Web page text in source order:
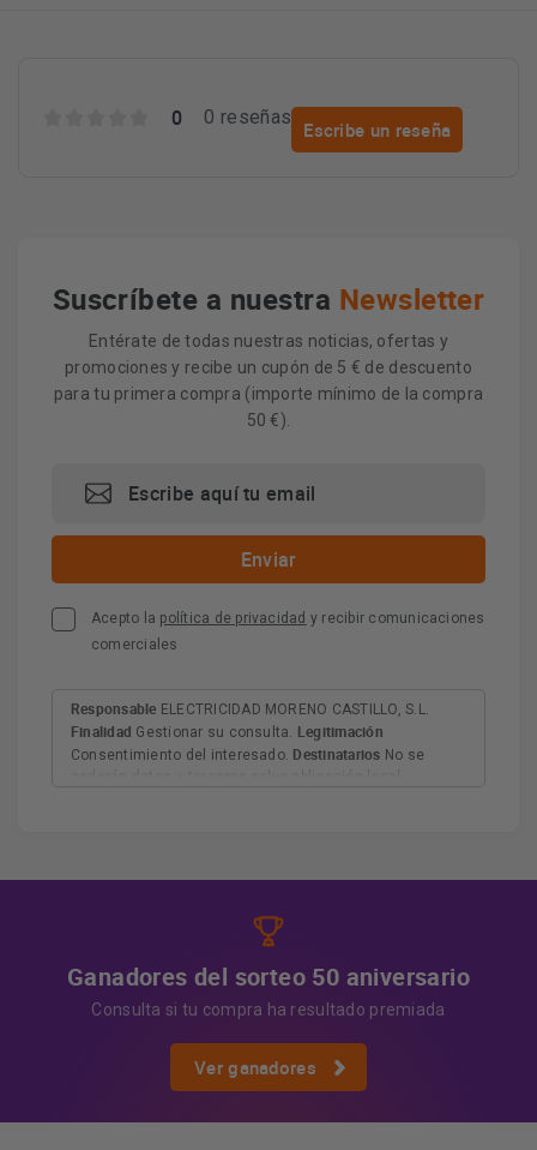
0 0 reseñas
Escribe un reseña
Suscríbete a nuestra Newsletter
Entérate de todas nuestras noticias, ofertas y
promociones y recibe un cupón de 5 € de descuento
para tu primera compra (importe mínimo de la compra
50 €).
Acepto la política de privacidad y recibir comunicaciones
comerciales
Responsable ELECTRICIDAD MORENO CASTILLO, S.L.
Finalidad Gestionar su consulta. Legitimación
Consentimiento del interesado. Destinatarios No se
Ganadores del sorteo 50 aniversario
Consulta si tu compra ha resultado premiada
Ver ganadores